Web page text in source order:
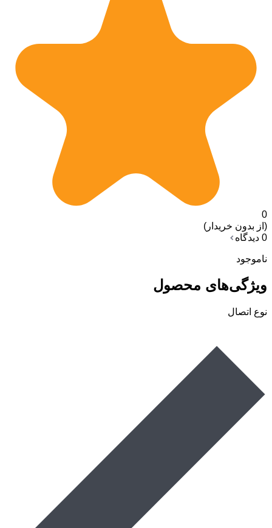
0
(از بدون خریدار)
0 دیدگاه
ناموجود
ویژگی‌های محصول
نوع اتصال